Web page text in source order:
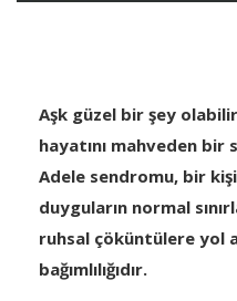
Aşk güzel bir şey
hayatını mahveden bir
Adele sendromu, bir
duyguların normal
ruhsal çöküntülere yol
bağımlılığıdır.